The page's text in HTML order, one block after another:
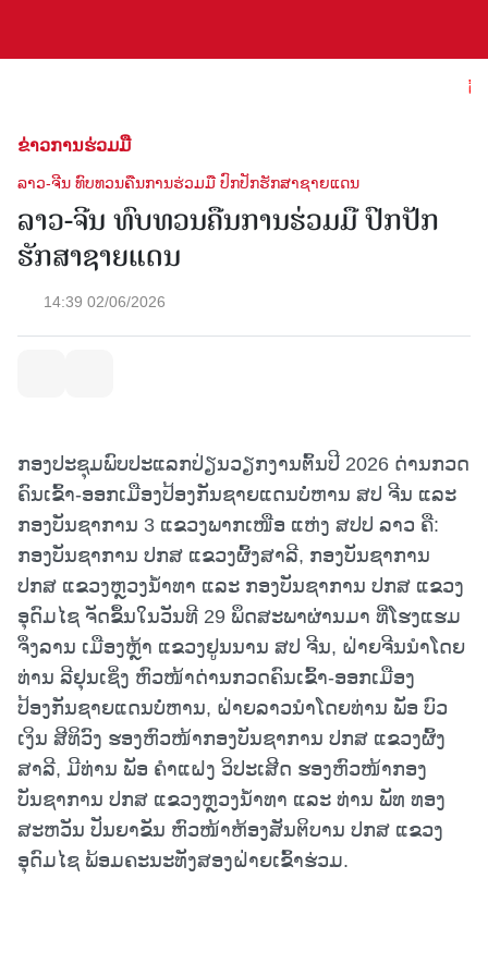
ຕ້
ຂ່າວການຮ່ວມມື
ລາວ-ຈີນ ທົບທວນຄືນການຮ່ວມມື ປົກປັກຮັກສາຊາຍແດນ
ລາວ-ຈີນ ທົບທວນຄືນການຮ່ວມມື ປົກປັກ
ຮັກສາຊາຍແດນ
14:39 02/06/2026
ກອງປະຊຸມພົບປະແລກປ່ຽນວຽກງານຕົ້ນປີ 2026 ດ່ານກວດ
ຄົນເຂົ້າ-ອອກເມືອງປ້ອງກັນຊາຍແດນບໍ່ຫານ ສປ ຈີນ ແລະ
ກອງບັນຊາການ 3 ແຂວງພາກເໜືອ ແຫ່ງ ສປປ ລາວ ຄື:
ກອງບັນຊາການ ປກສ ແຂວງຜົ້ງສາລີ, ກອງບັນຊາການ
ປກສ ແຂວງຫຼວງນໍ້າທາ ແລະ ກອງບັນຊາການ ປກສ ແຂວງ
ອຸດົມໄຊ ຈັດຂຶ້ນໃນວັນທີ 29 ພຶດສະພາຜ່ານມາ ທີ່ໂຮງແຮມ
ຈິ່ງລານ ເມືອງຫຼ້າ ແຂວງຢູນນານ ສປ ຈີນ, ຝ່າຍຈີນນໍາໂດຍ
ທ່ານ ລີຢຸນເຊິ່ງ ຫົວໜ້າດ່ານກວດຄົນເຂົ້າ-ອອກເມືອງ
ປ້ອງກັນຊາຍແດນບໍ່ຫານ, ຝ່າຍລາວນໍາໂດຍທ່ານ ພັອ ບົວ
ເງິນ ສີທິວົງ ຮອງຫົວໜ້າກອງບັນຊາການ ປກສ ແຂວງຜົ້ງ
ສາລີ, ມີທ່ານ ພັອ ຄໍາແຝງ ວິປະເສີດ ຮອງຫົວໜ້າກອງ
ບັນຊາການ ປກສ ແຂວງຫຼວງນໍ້າທາ ແລະ ທ່ານ ພັທ ທອງ
ສະຫວັນ ປັນຍາຂັນ ຫົວໜ້າຫ້ອງສັນຕິບານ ປກສ ແຂວງ
ອຸດົມໄຊ ພ້ອມຄະນະທັງສອງຝ່າຍເຂົ້າຮ່ວມ.